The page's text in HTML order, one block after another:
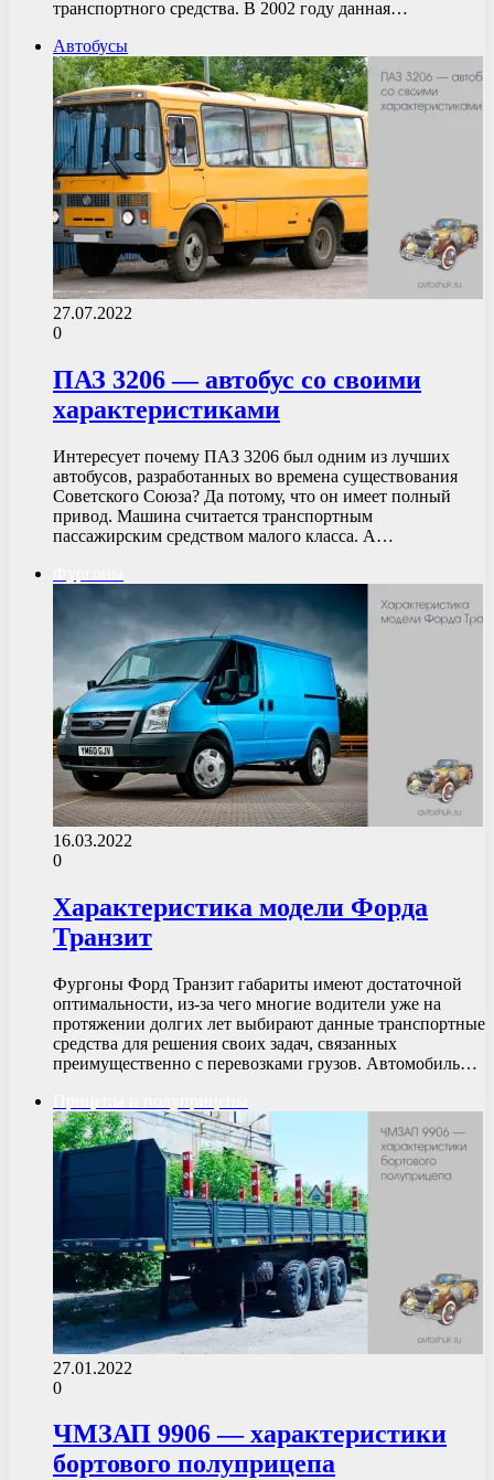
транспортного средства. В 2002 году данная…
Автобусы
27.07.2022
0
ПАЗ 3206 — автобус со своими
характеристиками
Интересует почему ПАЗ 3206 был одним из лучших
автобусов, разработанных во времена существования
Советского Союза? Да потому, что он имеет полный
привод. Машина считается транспортным
пассажирским средством малого класса. А…
16.03.2022
0
Характеристика модели Форда
Транзит
Фургоны Форд Транзит габариты имеют достаточной
оптимальности, из-за чего многие водители уже на
протяжении долгих лет выбирают данные транспортные
средства для решения своих задач, связанных
преимущественно с перевозками грузов. Автомобиль…
27.01.2022
0
ЧМЗАП 9906 — характеристики
бортового полуприцепа